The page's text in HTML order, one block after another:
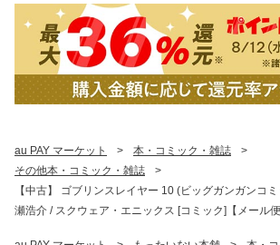
au PAY マーケット > 本・コミック・雑誌
>
その他本・コミック・雑誌
>
【中古】 ゴブリンスレイヤー 10 (ビッグガンガンコ
瀬浩介 / スクウェア・エニックス [コミック]【メール便